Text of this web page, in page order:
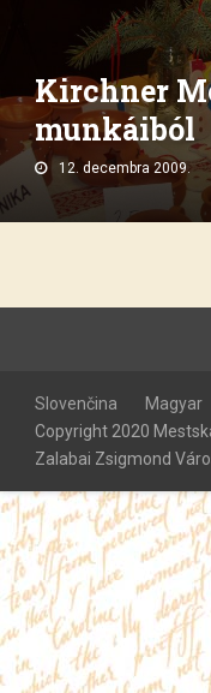
Kirchner
munkáiból
12. decembra 2009.
Slovenčina
Magyar
Copyright 2020
Zalabai Zsigmond